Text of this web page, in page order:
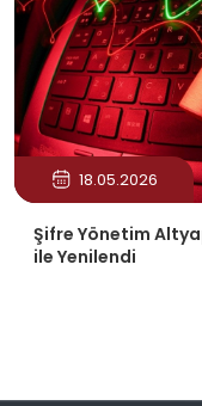
18.05.2026
Şifre Yönetim
ile Yenilendi